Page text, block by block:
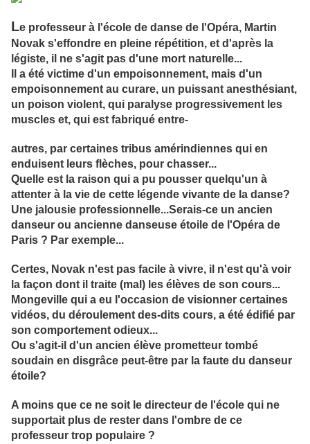
Le professeur à l'école de danse de l'Opéra, Martin
Novak s'effondre en pleine répétition, et d'après la
légiste, il ne s'agit pas d'une mort naturelle...
Il a été victime d'un empoisonnement, mais d'un
empoisonnement au curare, un puissant anesthésiant,
un poison violent, qui paralyse progressivement les
muscles et, qui est fabriqué entre-
autres, par certaines tribus amérindiennes qui en
enduisent leurs flèches, pour chasser...
Quelle est la raison qui a pu pousser quelqu'un à
attenter à la vie de cette légende vivante de la danse?
Une jalousie professionnelle...Serais-ce un ancien
danseur ou ancienne danseuse étoile de l'Opéra de
Paris ? Par exemple...
Certes, Novak n'est pas facile à vivre, il n'est qu'à voir
la façon dont il traite (mal) les élèves de son cours...
Mongeville qui a eu l'occasion de visionner certaines
vidéos, du déroulement des-dits cours, a été édifié par
son comportement odieux...
Ou s'agit-il d'un ancien élève prometteur tombé
soudain en disgrâce peut-être par la faute du danseur
étoile?
A moins que ce ne soit le directeur de l'école qui ne
supportait plus de rester dans l'ombre de ce
professeur trop populaire ?